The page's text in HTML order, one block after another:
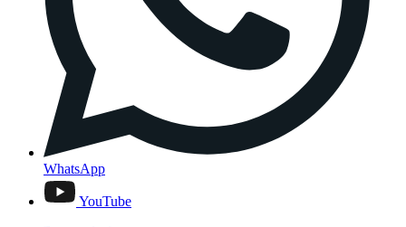
WhatsApp
YouTube